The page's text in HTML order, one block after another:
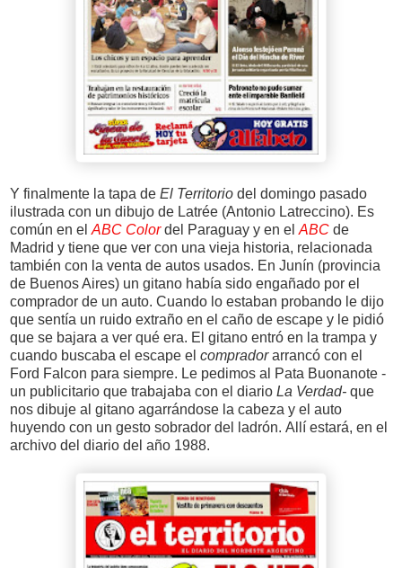
Y finalmente la tapa de El Territorio del domingo pasado
ilustrada con un dibujo de Latrée (Antonio Latreccino). Es
común en el ABC Colordel Paraguay y en el ABC de
Madrid y tiene que ver con una vieja historia, relacionada
también con la venta de autos usados. En Junín (provincia
de Buenos Aires) un gitano había sido engañado por el
comprador de un auto. Cuando lo estaban probando le dijo
que sentía un ruido extraño en el caño de escape y le pidió
que se bajara a ver qué era. El gitano entró en la trampa y
cuando buscaba el escape el compradorarrancó con el
Ford Falcon para siempre. Le pedimos al Pata Buonanote -
un publicitario que trabajaba con el diario La Verdad- que
nos dibuje al gitano agarrándose la cabeza y el auto
huyendo con un gesto sobrador del ladrón. Allí estará, en el
archivo del diario del año 1988.